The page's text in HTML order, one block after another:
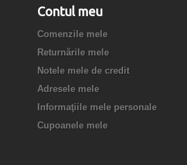
Contul meu
Comenzile mele
Returnările mele
Notele mele de credit
Adresele mele
Informaţiile mele personale
Cupoanele mele